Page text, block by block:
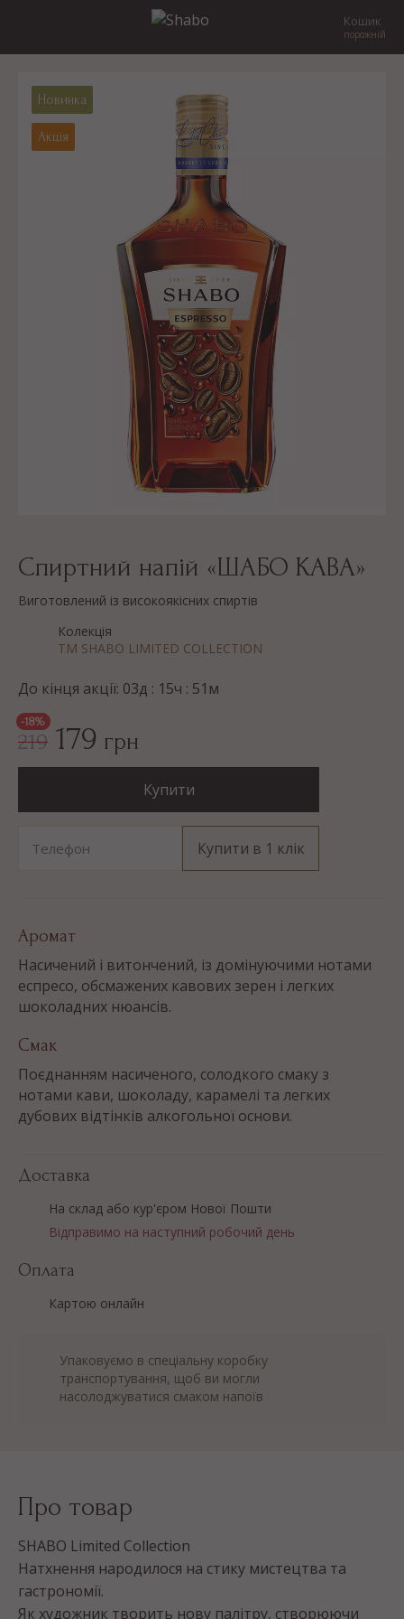
Кошик
порожній
Новинка
Акція
Спиртний напій «ШАБО КАВА»
Виготовлений із високоякісних спиртів
Колекція
ТМ SHABO LIMITED COLLECTION
До кінця акції: 03д : 15ч : 51 м
-18%
219 179 грн
Купити
Телефон Купити в 1 клік
Аромат
Насичений і витончений, із домінуючими нотами
еспресо, обсмажених кавових зерен і легких
шоколадних нюансів.
Смак
Поєднанням насиченого, солодкого смаку з
нотами кави, шоколаду, карамелі та легких
дубових відтінків алкогольної основи.
Доставка
На склад або кур'єром Нової Пошти
Відправимо на наступний робочий день
Оплата
Картою онлайн
Упаковуємо в спеціальну коробку
транспортування, щоб ви могли
насолоджуватися смаком напоїв
Про товар
SHABO Limited Collection
Натхнення народилося на стику мистецтва та
гастрономії.
Як художник творить нову палітру, створюючи